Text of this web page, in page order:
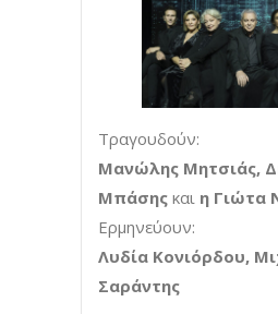
Τραγουδούν:
Μανώλης Μητσιάς,
Μπάσης και η Γιώτα
Ερμηνεύουν:
Λυδία Κονιόρδου,
Σαράντης